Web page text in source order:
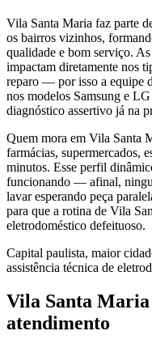
Vila Santa Maria faz parte
os bairros vizinhos,
qualidade e bom serviço.
impactam diretamente nos
reparo — por isso a equipe
nos modelos Samsung e
diagnóstico assertivo já na
Quem mora em Vila Santa
farmácias, supermercados,
minutos. Esse perfil
funcionando — afinal,
lavar esperando peça
para que a rotina de Vila
eletrodoméstico defeituoso.
Capital paulista, maior
assistência técnica de
Vila Santa Maria
atendimento